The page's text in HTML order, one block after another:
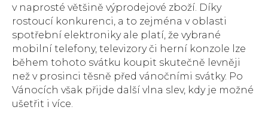
v naprosté většině výprodejové zboží. Díky
rostoucí konkurenci, a to zejména v oblasti
spotřební elektroniky ale platí, že vybrané
mobilní telefony, televizory či herní konzole lze
během tohoto svátku koupit skutečně levněji
než v prosinci těsně před vánočními svátky. Po
Vánocích však přijde další vlna slev, kdy je možné
ušetřit i více.